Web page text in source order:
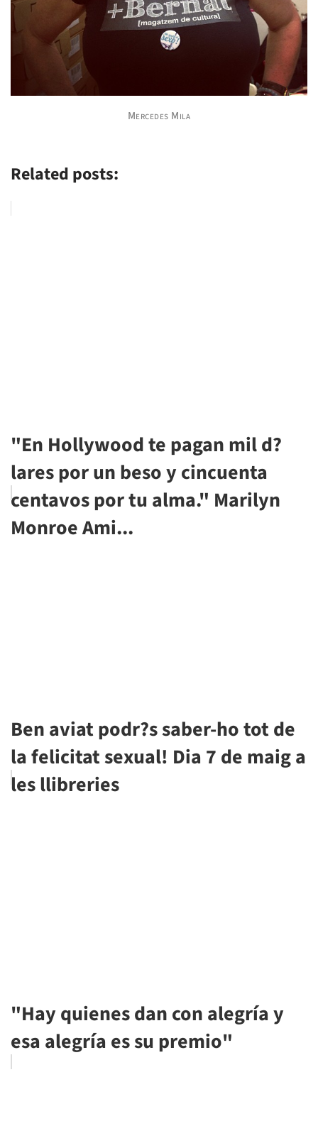
Mercedes Mila
Related posts:
"En Hollywood te pagan mil d?
lares por un beso y cincuenta
centavos por tu alma." Marilyn
Monroe Ami...
Ben aviat podr?s saber-ho tot de
la felicitat sexual! Dia 7 de maig a
les llibreries
"Hay quienes dan con alegría y
esa alegría es su premio"